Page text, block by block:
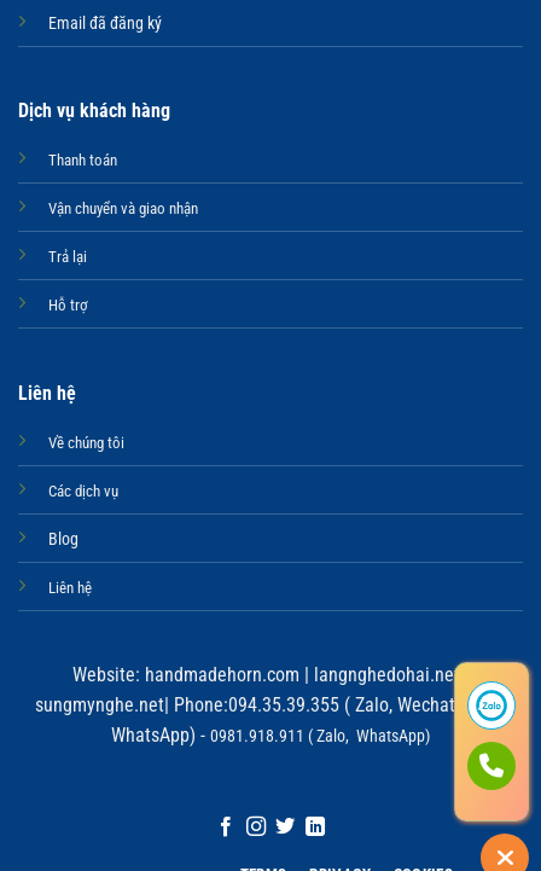
Email đã đăng ký
Dịch vụ khách hàng
Thanh toán
Vận chuyển và giao nhận
Trả lại
Hỗ trợ
Liên hệ
Về chúng tôi
Các dịch vụ
Blog
Liên hệ
Website: handmadehorn.com | langnghedohai.net
sungmynghe.net| Phone:094.35.39.355 ( Zalo, Wechat, Viber,
WhatsApp) - 0981.918.911 ( Zalo, WhatsApp)